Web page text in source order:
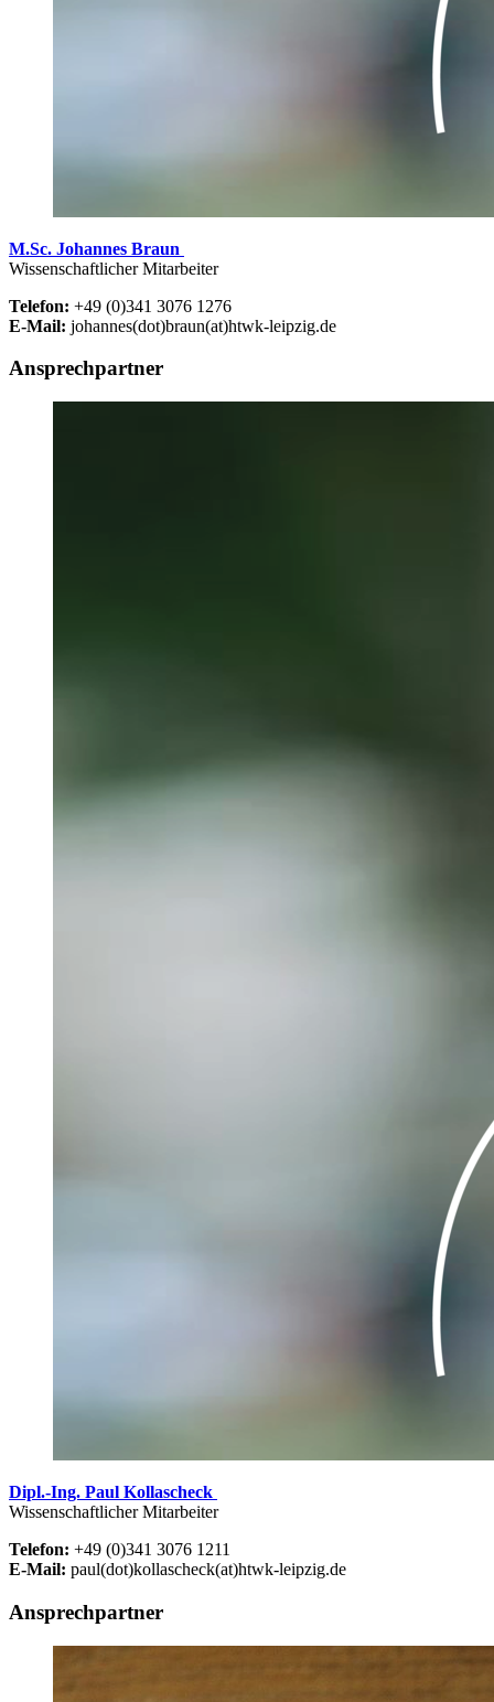
M.Sc. Johannes Braun
Wissenschaftlicher Mitarbeiter
Telefon: +49 (0)341 3076 1276
E-Mail: johannes(dot)braun(at)htwk-leipzig.de
Ansprechpartner
Dipl.-Ing. Paul Kollascheck
Wissenschaftlicher Mitarbeiter
Telefon: +49 (0)341 3076 1211
E-Mail: paul(dot)kollascheck(at)htwk-leipzig.de
Ansprechpartner